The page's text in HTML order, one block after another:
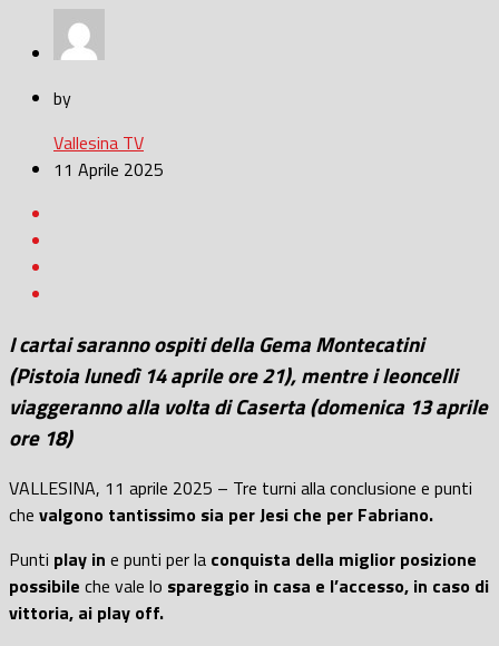
by
Vallesina TV
11 Aprile 2025
I cartai saranno ospiti della Gema Montecatini
(Pistoia lunedì 14 aprile ore 21), mentre i leoncelli
viaggeranno alla volta di Caserta (domenica 13 aprile
ore 18)
VALLESINA, 11 aprile 2025 – Tre turni alla conclusione e punti
che valgono tantissimo sia per Jesi che per Fabriano.
Punti play in e punti per la conquista della miglior posizione
possibile che vale lo spareggio in casa e l’accesso, in caso di
vittoria, ai play off.